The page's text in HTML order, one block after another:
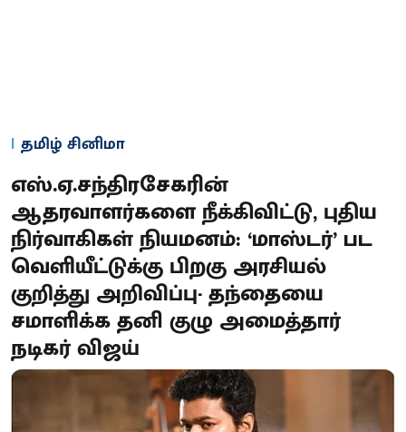
தமிழ் சினிமா
எஸ்.ஏ.சந்திரசேகரின்
ஆதரவாளர்களை நீக்கிவிட்டு, புதிய
நிர்வாகிகள் நியமனம்: ‘மாஸ்டர்’ பட
வெளியீட்டுக்கு பிறகு அரசியல்
குறித்து அறிவிப்பு- தந்தையை
சமாளிக்க தனி குழு அமைத்தார்
நடிகர் விஜய்